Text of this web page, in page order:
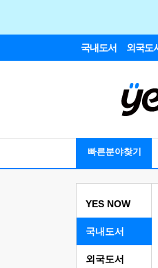
국내도서 외국도
빠른분야찾기
YES NOW
국내도서
외국도서